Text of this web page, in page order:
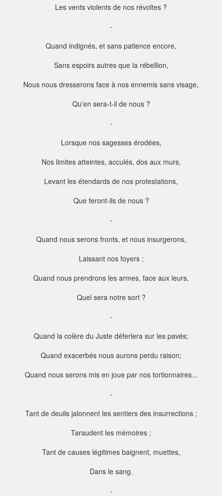
Les vents violents de nos révoltes ?
-
Quand indignés, et sans patience encore,
Sans espoirs autres que la rébellion,
Nous nous dresserons face à nos ennemis sans visage,
Qu'en sera-t-il de nous ?
-
Lorsque nos sagesses érodées,
Nos limites atteintes, acculés, dos aux murs,
Levant les étendards de nos protestations,
Que feront-ils de nous ?
-
Quand nous serons fronts, et nous insurgerons,
Laissant nos foyers ;
Quand nous prendrons les armes, face aux leurs,
Quel sera notre sort ?
-
Quand la colère du Juste déferlera sur les pavés;
Quand exacerbés nous aurons perdu raison;
Quand nous serons mis en joue par nos tortionnaires...
-
Tant de deuils jalonnent les sentiers des insurrections ;
Taraudent les mémoires ;
Tant de causes légitimes baignent, muettes,
Dans le sang.
-